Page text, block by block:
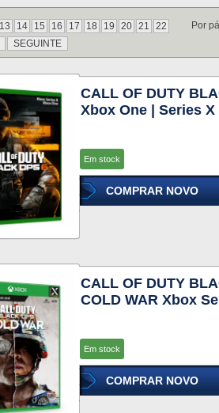
Por
13 14 15 16 17 18 19 20 21
22
SEGUINTE
CALL OF DUTY
Xbox One | Series X
Em stock
COMPRAR NOVO
CALL OF DUTY
COLD WAR Xbox
Em stock
COMPRAR NOVO